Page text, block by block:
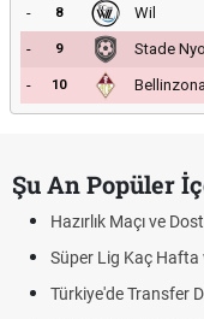
-
8 Wil
-
9 Stade
-
10
Şu An Popüler
Hazırlık Maçı ve
Süper Lig Kaç Hafta
Türkiye'de Transfer